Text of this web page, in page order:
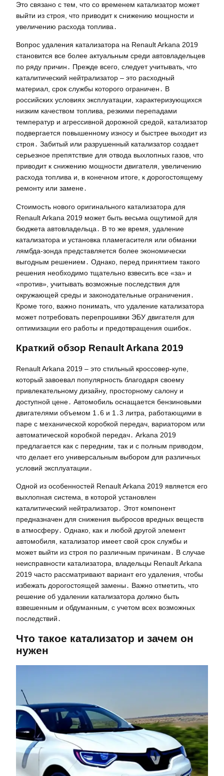
Это связано с тем, что со временем катализатор может
выйти из строя, что приводит к снижению мощности и
увеличению расхода топлива․
Вопрос удаления катализатора на Renault Arkana 2019
становится все более актуальным среди автовладельцев
по ряду причин․ Прежде всего, следует учитывать, что
каталитический нейтрализатор – это расходный
материал, срок службы которого ограничен․ В
российских условиях эксплуатации, характеризующихся
низким качеством топлива, резкими перепадами
температур и агрессивной дорожной средой, катализатор
подвергается повышенному износу и быстрее выходит из
строя․ Забитый или разрушенный катализатор создает
серьезное препятствие для отвода выхлопных газов, что
приводит к снижению мощности двигателя, увеличению
расхода топлива и, в конечном итоге, к дорогостоящему
ремонту или замене․
Стоимость нового оригинального катализатора для
Renault Arkana 2019 может быть весьма ощутимой для
бюджета автовладельца․ В то же время, удаление
катализатора и установка пламегасителя или обманки
лямбда-зонда представляется более экономически
выгодным решением․ Однако, перед принятием такого
решения необходимо тщательно взвесить все «за» и
«против», учитывать возможные последствия для
окружающей среды и законодательные ограничения․
Кроме того, важно понимать, что удаление катализатора
может потребовать перепрошивки ЭБУ двигателя для
оптимизации его работы и предотвращения ошибок․
Краткий обзор Renault Arkana 2019
Renault Arkana 2019 – это стильный кроссовер-купе,
который завоевал популярность благодаря своему
привлекательному дизайну, просторному салону и
доступной цене․ Автомобиль оснащается бензиновыми
двигателями объемом 1․6 и 1․3 литра, работающими в
паре с механической коробкой передач, вариатором или
автоматической коробкой передач․ Arkana 2019
предлагается как с передним, так и с полным приводом,
что делает его универсальным выбором для различных
условий эксплуатации․
Одной из особенностей Renault Arkana 2019 является его
выхлопная система, в которой установлен
каталитический нейтрализатор․ Этот компонент
предназначен для снижения выбросов вредных веществ
в атмосферу․ Однако, как и любой другой элемент
автомобиля, катализатор имеет свой срок службы и
может выйти из строя по различным причинам․ В случае
неисправности катализатора, владельцы Renault Arkana
2019 часто рассматривают вариант его удаления, чтобы
избежать дорогостоящей замены․ Важно отметить, что
решение об удалении катализатора должно быть
взвешенным и обдуманным, с учетом всех возможных
последствий․
Что такое катализатор и зачем он
нужен